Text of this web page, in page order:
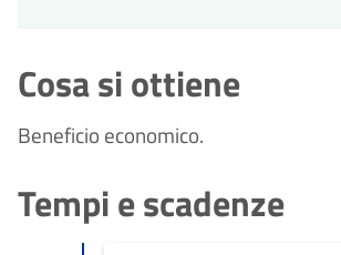
Cosa si ottiene
Beneficio economico.
Tempi e scadenze